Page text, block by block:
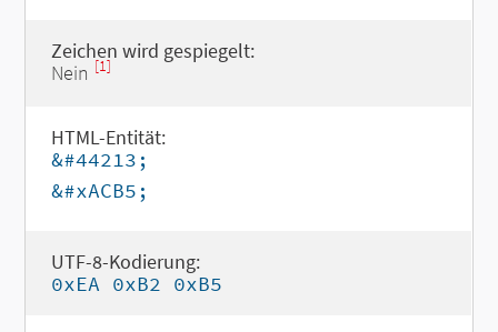
Zeichen wird gespiegelt:
Nein [1]
HTML-Entität:
&#44213;
&#xACB5;
UTF-8-Kodierung:
0xEA 0xB2 0xB5